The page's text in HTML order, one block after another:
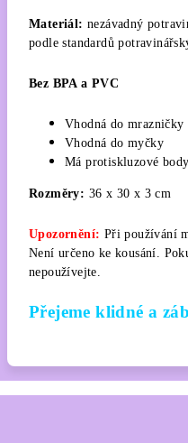
Materiál: nezávadný
podle standardů
Bez BPA a PVC
Vhodná do mrazničky
Vhodná do myčky
Má protiskluzové
Rozměry: 36 x 30 x 3 cm
Upozornění: Při používání
Není určeno ke kousání.
nepoužívejte.
Přejeme klidné a